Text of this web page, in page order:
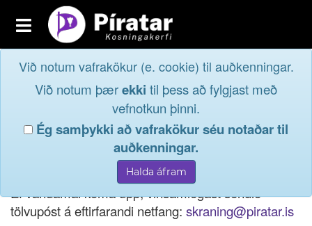
Toggle
navigation
Aðildarfélög
Innskrá
Við notum vafrakökur (e. cookie) til auðkenningar.
Við notum þærekki til þess að fylgjast með
vefnotkun þinni.
Ég samþykki að vafrakökur séu notaðar til
auðkenningar.
Innskráog taktu þátt í
lýðræðinu...
Ef þú hefur gleymt notendanafni þínu, þá má einnig
nota netfang eða kennitölu til innskráningar.
Ef vandamál koma upp, vinsamlegast sendið
tölvupóst á eftirfarandi netfang: skraning@piratar.is